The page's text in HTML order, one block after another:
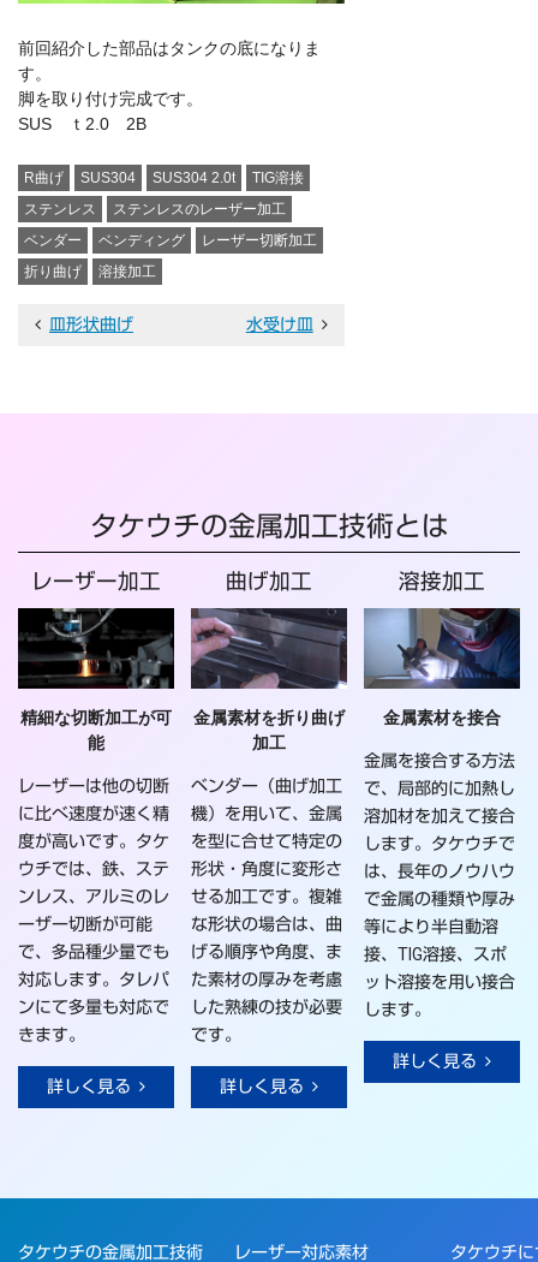
前回紹介した部品はタンクの底になりま
す。
脚を取り付け完成です。
SUS ｔ2.0 2B
R曲げ SUS304 SUS304 2.0t
TIG溶接
ステンレス
ステンレスのレーザー加工
ベンダー
ベンディング
レーザー切断加工
折り曲げ
溶接加工
投
シ
ョ
ン
皿形状曲げ 水受け皿
タケウチの金属加工技術とは
レーザー加工
精細な切断加工が可
能
レーザーは他の切断
に比べ速度が速く精
度が高いです。タケ
ウチでは、鉄、ステ
ンレス、アルミのレ
ーザー切断が可能
で、多品種少量でも
対応します。タレパ
ンにて多量も対応で
きます。
詳しく見る
曲げ加工
金属素材を折り曲げ
加工
ベンダー（曲げ加工
機）を用いて、金属
を型に合せて特定の
形状・角度に変形さ
せる加工です。複雑
な形状の場合は、曲
げる順序や角度、ま
た素材の厚みを考慮
した熟練の技が必要
です。
詳しく見る
溶接加工
金属素材を接合
金属を接合する方法
で、局部的に加熱し
溶加材を加えて接合
します。タケウチで
は、長年のノウハウ
で金属の種類や厚み
等により半自動溶
接、TIG溶接、スポ
ット溶接を用い接合
します。
詳しく見る
タケウチの金属加工技術 レーザー対応素材 タケウチ